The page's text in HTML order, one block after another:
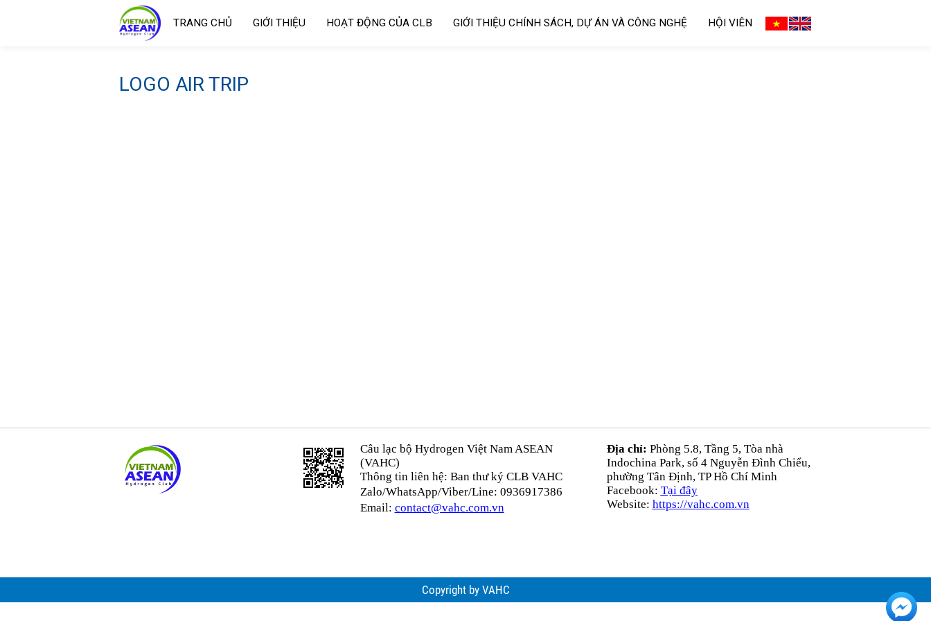
TRANG CHỦ GIỚI THIỆU HOẠT ĐỘNG CỦA CLB GIỚI THIỆU CHÍNH SÁCH, DỰ ÁN VÀ CÔNG NGHỆ HỘI VIÊN
LOGO AIR TRIP
Câu lạc bộ Hydrogen Việt Nam ASEAN
(VAHC)
Thông tin liên hệ: Ban thư ký CLB VAHC
Zalo/WhatsApp/Viber/Line: 0936917386
Email: contact@vahc.com.vn
Địa chỉ: Phòng 5.8, Tầng 5, Tòa nhà
Indochina Park, số 4 Nguyễn Đình Chiểu,
phường Tân Định, TP Hồ Chí Minh
Facebook: Tại đây
Website: https://vahc.com.vn
Copyright by VAHC